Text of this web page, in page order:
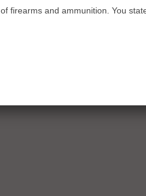
firearms and ammunition. You